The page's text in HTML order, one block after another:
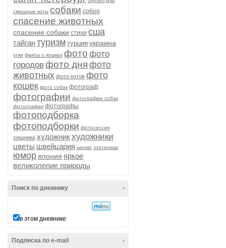
смешные коты собаки собор
спасение животных
спасение собаки стихи сша
тайгантуризм турция украина
утки факты о кошках фото фото
городовфото дня фото
животных фото котов фото
кошек фото собак фотограф
фотографии фотографии собак
фотография фотографы
фотоподборка
фотоподборки фотосессия
хищники художникхудожники
цветы швейцария щенки эзотерика
юмор япония яркое
великолепие природы
-
Поиск по дневнику
в этом дневнике
-
Подписка по e-mail